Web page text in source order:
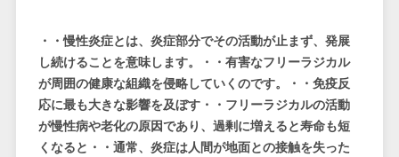
・・慢性炎症とは、炎症部分でその活動が止まず、発展
し続けることを意味します。・・有害なフリーラジカル
が周囲の健康な組織を侵略していくのです。・・免疫反
応に最も大きな影響を及ぼす・・フリーラジカルの活動
が慢性病や老化の原因であり、過剰に増えると寿命も短
くなると・・通常、炎症は人間が地面との接触を失った